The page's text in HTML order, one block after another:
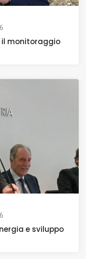
il monitoraggio
e sviluppo